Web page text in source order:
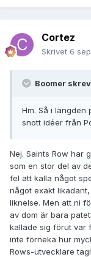
Cortez
Skrivet 6
Boomer
Hm. Så i längden
snott idéer från
Nej. Saints Row har
som en stor del av
fel att kalla något
något exakt
liknelse. Men att ni
av dom är bara
kallade sig förut var
inte förneka hur
Rows-utvecklare